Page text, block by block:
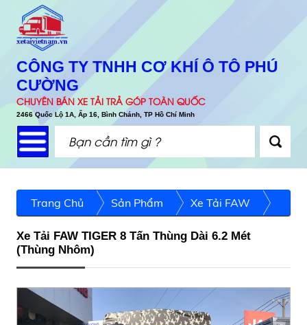
CÔNG TY TNHH CƠ KHÍ Ô TÔ PHÚ
CƯỜNG
CHUYÊN BÁN XE TẢI TRẢ GÓP TOÀN QUỐC
2466 Quốc Lộ 1A, Ấp 16, Bình Chánh, TP Hồ Chí Minh
Trang Chủ Sản Phẩm Xe Tải FAW
Xe Tải FAW TIGER 8 Tấn Thùng Dài 6.2 Mét
(Thùng Nhôm)